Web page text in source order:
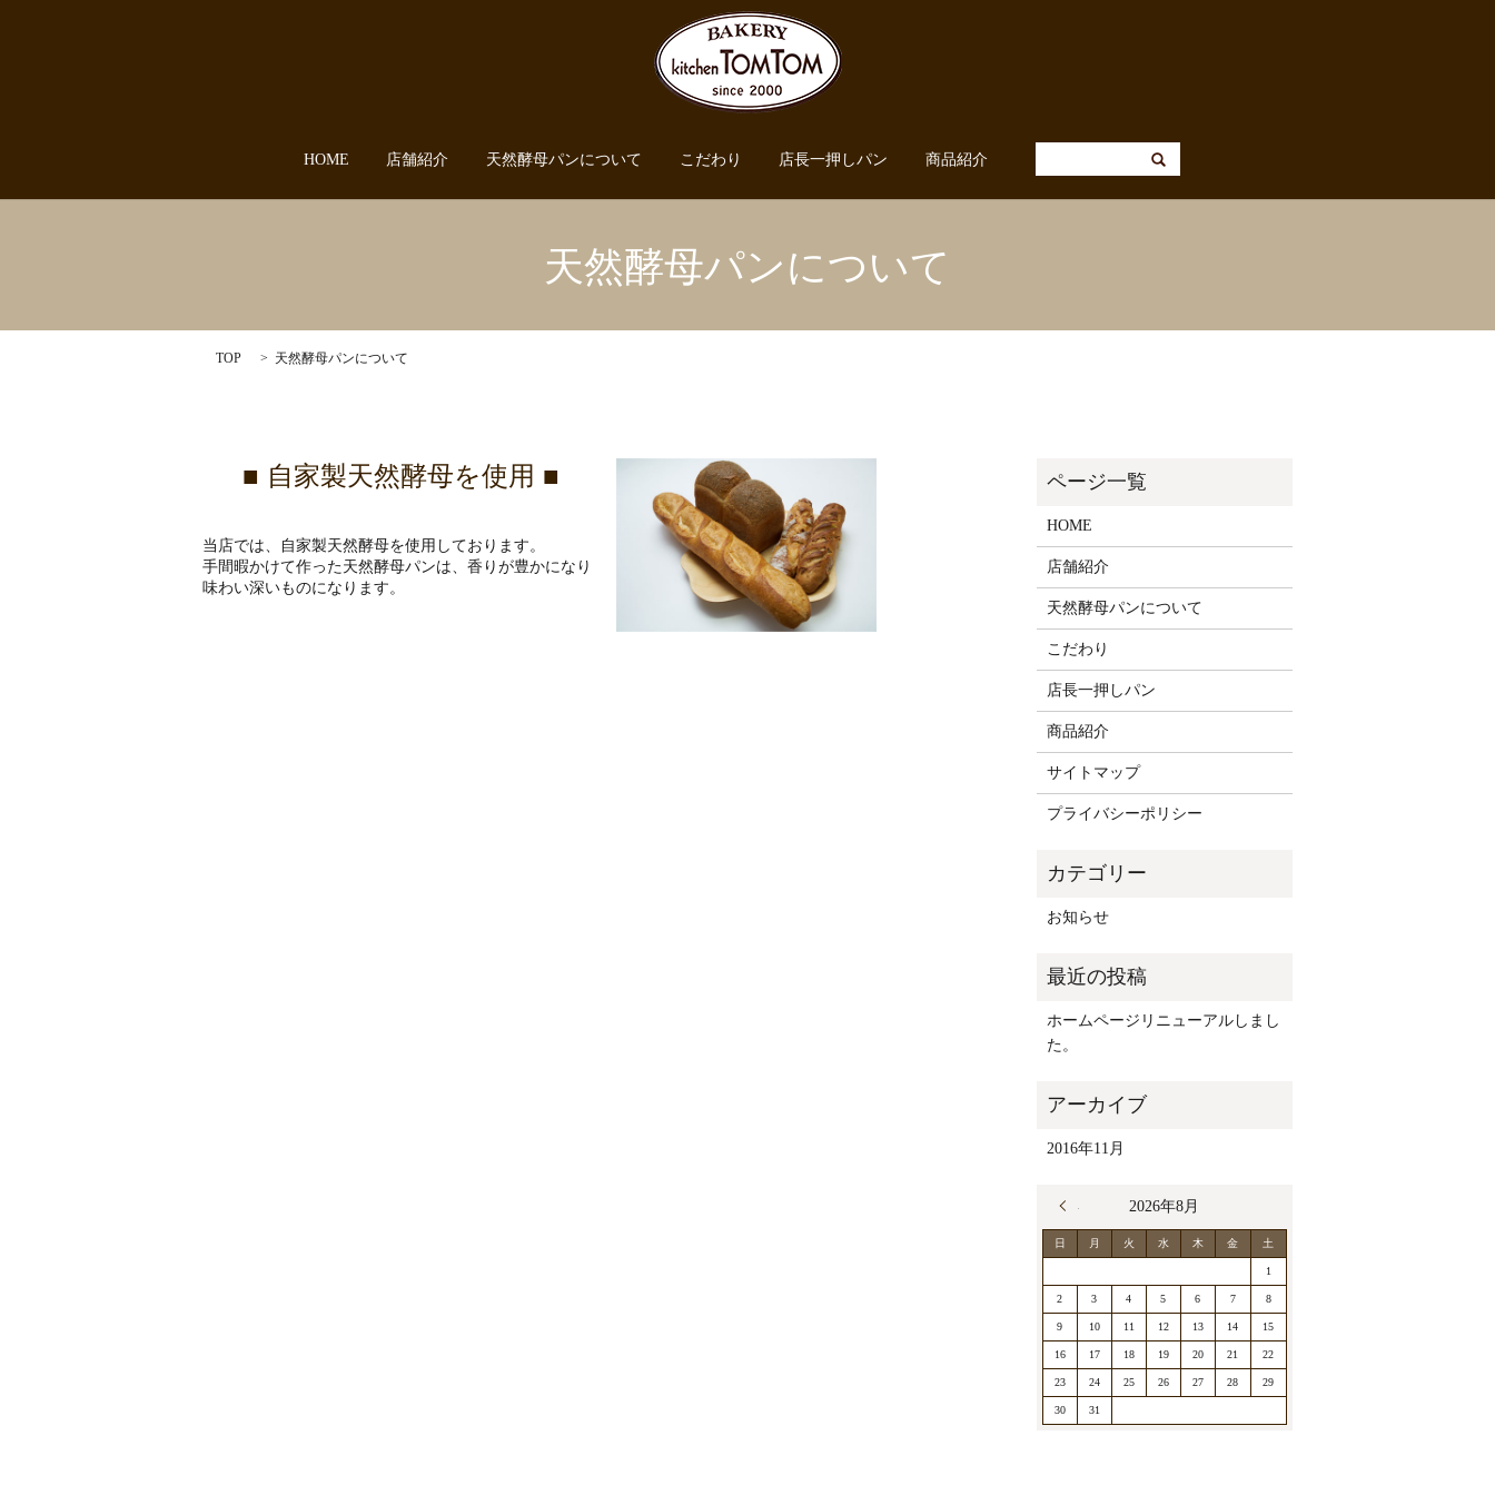
HOME 店舗紹介 天然酵母パンについて こだわり 店長一押しパン 商品紹介
天然酵母パンについて
TOP 天然酵母パンについて
自家製天然酵母を使用
当店では、自家製天然酵母を使用しております。
手間暇かけて作った天然酵母パンは、香りが豊かになり
味わい深いものになります。
HOME
店舗紹介
天然酵母パンについて
こだわり
店長一押しパン
商品紹介
サイトマップ
プライバシーポリシー
お知らせ
ホームページリニューアルしまし
た。
2016年11月
2026年8月
日 月 火 水 木 金 土
1
2 3 4 5 6 7 8
9 10 11 12 13 14 15
16 17 18 19 20 21 22
23 24 25 26 27 28 29
30 31